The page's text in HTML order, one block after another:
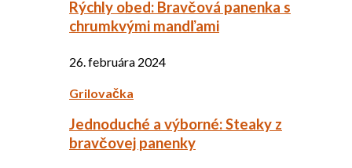
Rýchly obed: Bravčová panenka s
chrumkvými mandľami
26. februára 2024
Grilovačka
Jednoduché a výborné: Steaky z
bravčovej panenky